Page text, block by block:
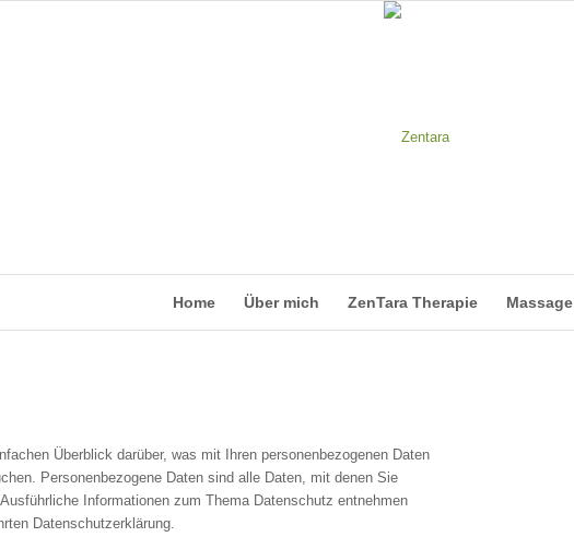
Home Über mich ZenTara Therapie Massage
Überblick darüber, was mit Ihren personenbezogenen Daten
Personenbezogene Daten sind alle Daten, mit denen Sie
Informationen zum Thema Datenschutz entnehmen
Datenschutzerklärung.